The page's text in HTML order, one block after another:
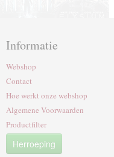
Informatie
Webshop
Contact
Hoe werkt onze webshop
Algemene Voorwaarden
Productfilter
Herroeping